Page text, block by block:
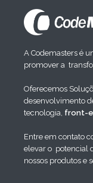
A Codemasters é
promover a
Oferecemos
desenvolvimento
tecnologia, front-
Entre em contato
elevar o potencial
nossos produtos e